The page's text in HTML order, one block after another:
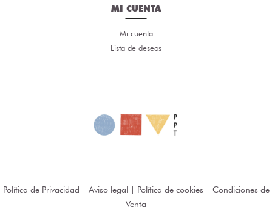
MI CUENTA
Mi cuenta
Lista de deseos
Política de Privacidad | Aviso legal| Política de cookies | Condiciones de
Venta